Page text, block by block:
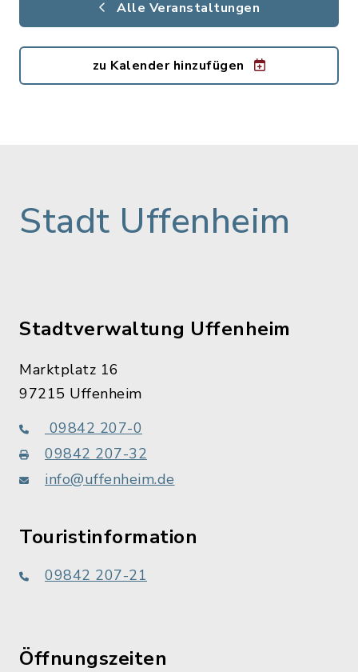
Alle Veranstaltungen
zu Kalender hinzufügen
Stadt Uffenheim
Stadtverwaltung Uffenheim
Marktplatz 16
97215 Uffenheim
09842 207-0
09842 207-32
info@uffenheim.de
Touristinformation
09842 207-21
Öffnungszeiten